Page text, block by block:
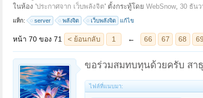
ในห้อง 'ประกาศจาก เว็บพลังจิต' ตั้งกระทู้โดย WebSnow, 30 ธัน
แท็ก: server พลังจิต เว็บพลังจิต แก้ไข
ขอร่วมสมทบทุนด้วยครับ สาธุ
ไฟล์ที่แนบมา: